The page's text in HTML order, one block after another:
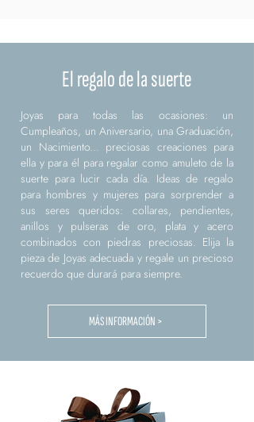
El regalo de la suerte
Joyas para todas las ocasiones: un
Cumpleaños, un Aniversario, una Graduación,
un Nacimiento... preciosas creaciones para
ella y para él para regalar como amuleto de la
suerte para lucir cada día. Ideas de regalo
para hombres y mujeres para sorprender a
sus seres queridos: collares, pendientes,
anillos y pulseras de oro, plata y acero
combinados con piedras preciosas. Elija la
pieza de Joyas adecuada y regale un precioso
recuerdo que durará para siempre.
MÁS INFORMACIÓN >